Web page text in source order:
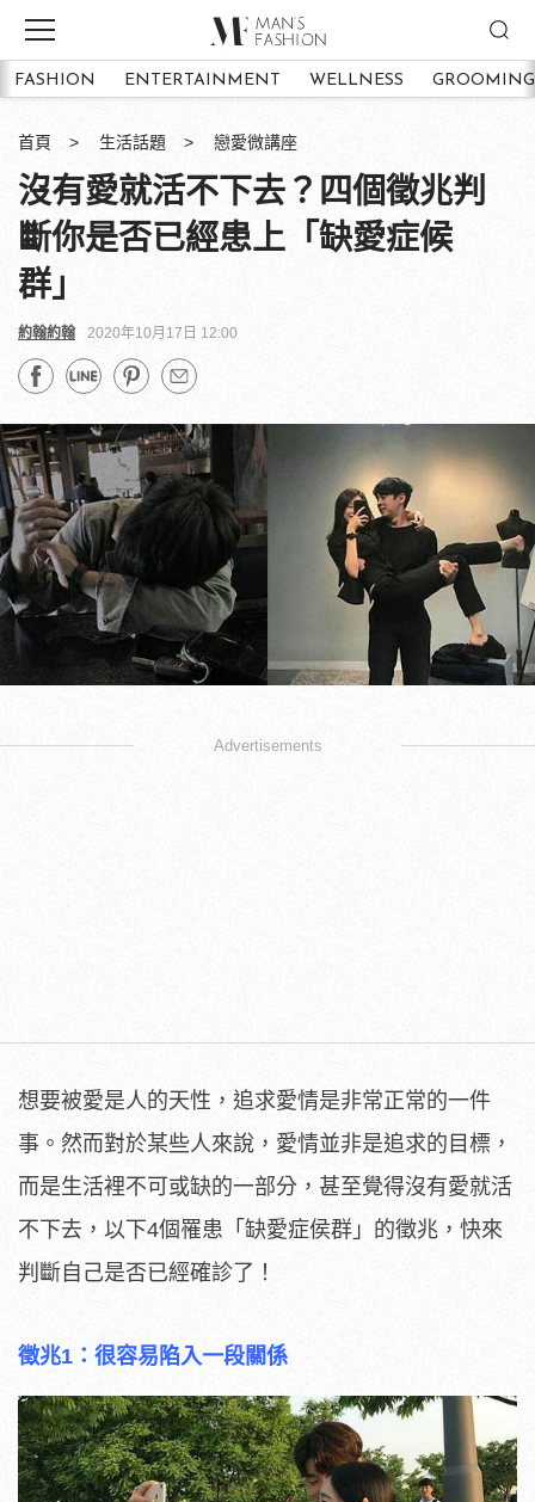
FASHION ENTERTAINMENT WELLNESS GROOMING
首頁 生活話題 戀愛微講座
沒有愛就活不下去？四個徵兆判
斷你是否已經患上「缺愛症候
群」
約翰約翰 2020年10月17日 12:00
Advertisements
想要被愛是人的天性，追求愛情是非常正常的一件
事。然而對於某些人來說，愛情並非是追求的目標，
而是生活裡不可或缺的一部分，甚至覺得沒有愛就活
不下去，以下4個罹患「缺愛症侯群」的徵兆，快來
判斷自己是否已經確診了！
徵兆1：很容易陷入一段關係